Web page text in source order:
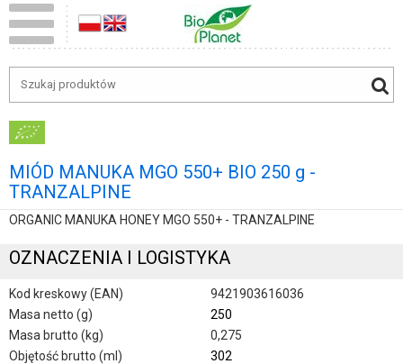
MIÓD MANUKA MGO 550+ BIO 250 g -
TRANZALPINE
ORGANIC MANUKA HONEY MGO 550+ - TRANZALPINE
OZNACZENIA I LOGISTYKA
Kod kreskowy (EAN)
9421903616036
Masa netto (g)
250
Masa brutto (kg)
0,275
Objętość brutto (ml)
302